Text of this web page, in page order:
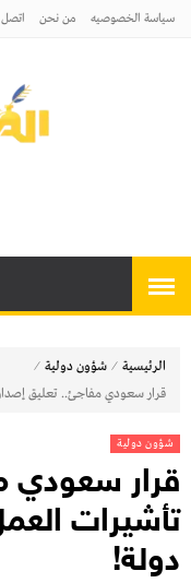
سياسة الخصوصيه من نحن اتصل
الرئيسية ⁄ شؤون دولية ⁄
قرار سعودي مفاجئ.. تعليق إصدار
شؤون دولية
قرار سعودي
دولة!